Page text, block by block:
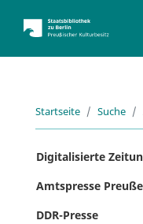
Startseite Suche
Digitalisierte
Amtspresse
DDR-Presse